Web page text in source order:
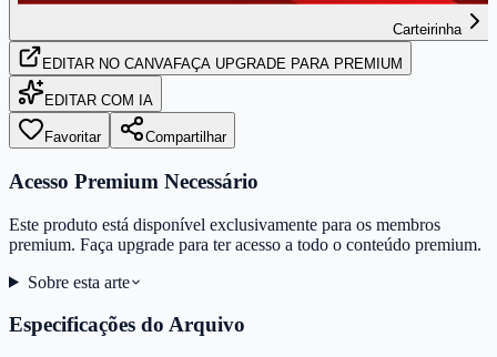
Carteirinha
EDITAR NO CANVAFAÇA UPGRADE PARA PREMIUM
EDITAR COM IA
Favoritar Compartilhar
Acesso Premium Necessário
Este produto está disponível exclusivamente para os membros
premium. Faça upgrade para ter acesso a todo o conteúdo premium.
Sobre esta arte
Especificações do Arquivo